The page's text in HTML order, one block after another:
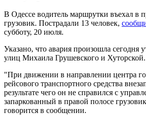
В Одессе водитель маршрутки въехал в
грузовик. Пострадали 13 человек,
субботу, 20 июля.
Указано, что авария произошла сегодня
улиц Михаила Грушевского и Хуторской.
"При движении в направлении центра
рейсового транспортного средства
результате чего он не справился с
запаркованный в правой полосе
говорится в сообщении.